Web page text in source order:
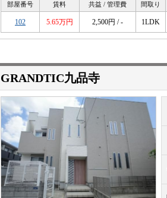
部屋番号 賃料 共益 / 管理費 間取り
102 5.65万円 2,500円 / - 1LDK
GRANDTIC九品寺